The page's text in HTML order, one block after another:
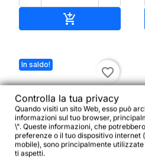

In saldo!

favorite_border
Controlla la tua privacy
Quando visiti un sito Web, esso può
informazioni sul tuo browser,
\". Queste informazioni, che
preferenze o il tuo dispositivo internet
mobile), sono principalmente
ti aspetti.